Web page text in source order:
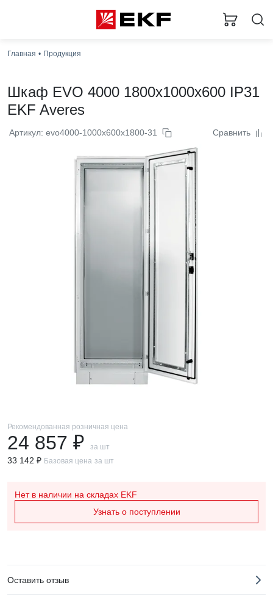
Главная Продукция
Шкаф EVO 4000 1800x1000x600 IP31
EKF Averes
Артикул: evo4000-1000х600х1800-31 Сравнить
Рекомендованная розничная цена
24 857 ₽ за шт
33 142 ₽ Базовая цена за шт
Нет в наличии на складах EKF
Узнать о поступлении
Оставить отзыв